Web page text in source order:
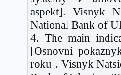
aspekt]. Visnyk
National Bank of
4. The main
[Osnovni
roku]. Visnyk